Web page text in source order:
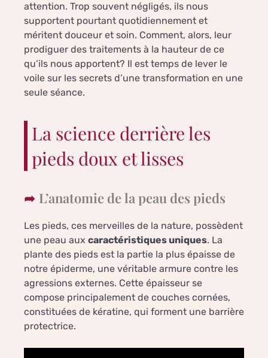
attention. Trop souvent négligés, ils nous
supportent pourtant quotidiennement et
méritent douceur et soin. Comment, alors, leur
prodiguer des traitements à la hauteur de ce
qu’ils nous apportent? Il est temps de lever le
voile sur les secrets d’une transformation en une
seule séance.
La science derrière les
pieds doux et lisses
L’anatomie de la peau des pieds
Les pieds, ces merveilles de la nature, possèdent
une peau aux caractéristiques uniques. La
plante des pieds est la partie la plus épaisse de
notre épiderme, une véritable armure contre les
agressions externes. Cette épaisseur se
compose principalement de couches cornées,
constituées de kératine, qui forment une barrière
protectrice.